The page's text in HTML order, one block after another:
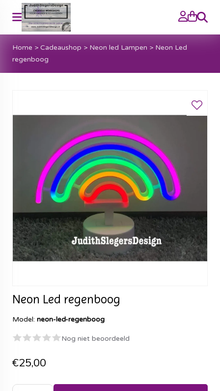
Zoeken
Home > Cadeaushop > Neon led Lampen > Neon Led
regenboog
Neon Led regenboog
Model: neon-led-regenboog
Nog niet beoordeeld
€25,00